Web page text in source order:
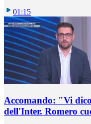
01:15
Accomando: "Vi
dell'Inter. Romero